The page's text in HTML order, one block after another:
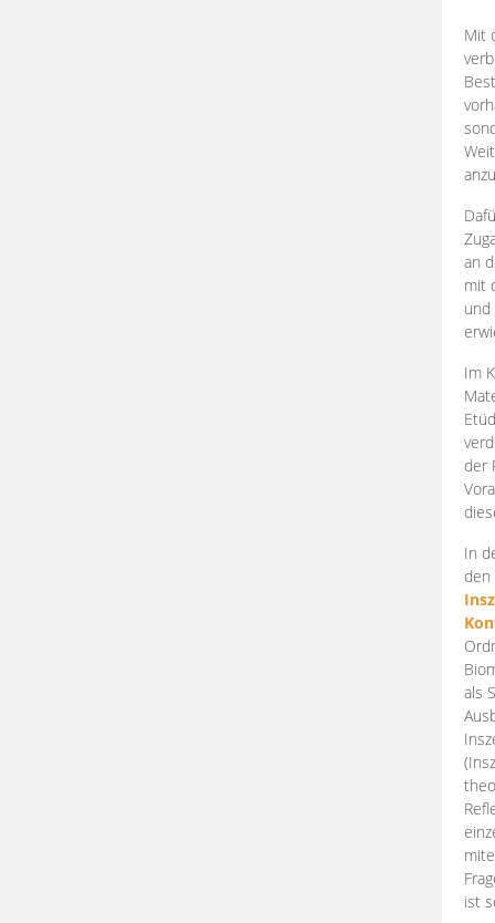
Mit
an
mit
und
Im
der
In
den
als
ist